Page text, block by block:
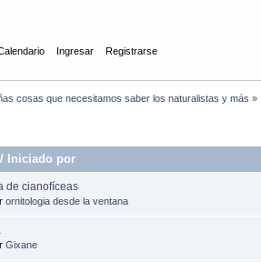
Ingresar Registrarse
cosas que necesitamos saber los naturalistas y más »
/ Iniciado por
de cianofíceas
ornitologia desde la ventana
Gixane